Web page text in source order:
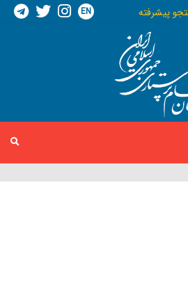
پیشرفته EN